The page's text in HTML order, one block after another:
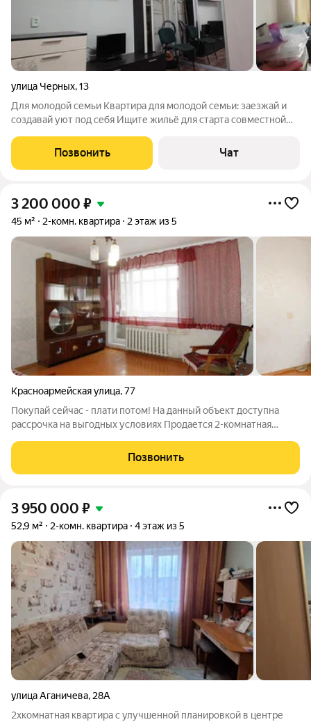
улица Черных,13
Для молодой семьи Квартира для молодой семьи: заезжай и
создавай уют под себя Ищите жильё для старта совместной
отличный вариант. 3 этаж, общая площадь 45 м - Комнаты
pаздельные : oднa уже c
Позвонить Чат
3 200 000 ₽
45 м² 2-комн. квартира 2 этаж из 5
Красноармейская улица,77
Покупай сейчас - плати потом! На данный объект доступна
рассрочка на выгодных условиях Продается 2-комнатная
выполнен косметический ремонт. Окна ПВХ, на Санузел
раздельный , в кафеле,
Позвонить
3 950 000 ₽
52,9 м² 2-комн. квартира 4 этаж из 5
улица Аганичева, 28А
2хкомнатная квартира с улучшенной планировкой в центре